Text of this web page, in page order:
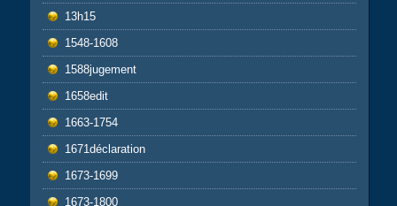
13h15
1548-1608
1588jugement
1658edit
1663-1754
1671déclaration
1673-1699
1673-1800